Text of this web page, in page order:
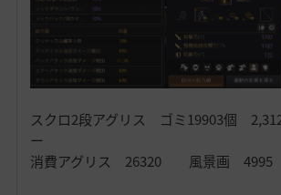
スクロ2段アグリス ゴミ19903個
ー
消費アグリス 26320 風景画 4995